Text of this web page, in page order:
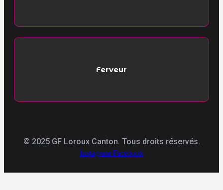
Ferveur
© 2025 GF Loroux Canton. Tous droits réservés.
Instagram Facebook